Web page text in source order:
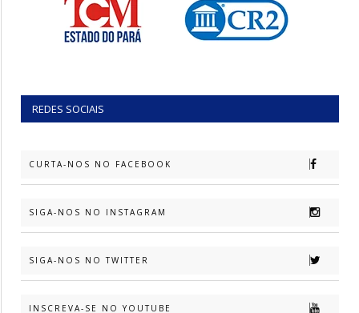
REDES SOCIAIS
CURTA-NOS NO FACEBOOK
SIGA-NOS NO INSTAGRAM
SIGA-NOS NO TWITTER
INSCREVA-SE NO YOUTUBE